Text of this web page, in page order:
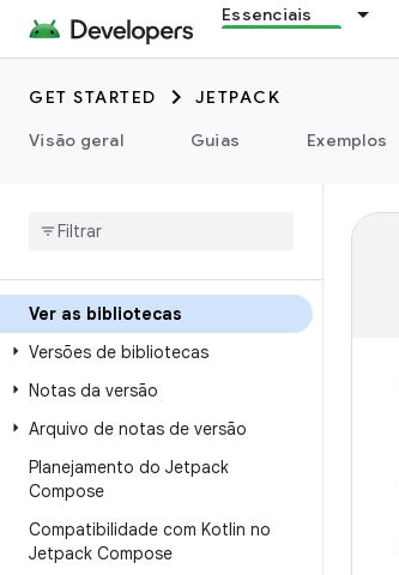
Essenciais
GET STARTED
JETPACK
Visão geral
Guias Exemplos
Ver as bibliotecas
Versões de bibliotecas
Notas da versão
Arquivo de notas de versão
Planejamento do Jetpack
Compose
Compatibilidade com Kotlin no
Jetpack Compose